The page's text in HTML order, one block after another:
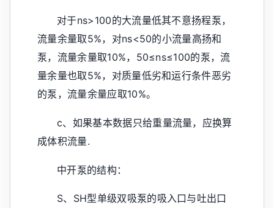
对于ns>100的大流量低其不意扬程泵，
流量余量取5%，对ns<50的小流量高扬和
泵，流量余量取10%，50≤ns≤100的泵，流
量余量也取5%，对质量低劣和运行条件恶劣
的泵，流量余量应取10%。
c、如果基本数据只给重量流量，应换算
成体积流量.
中开泵的结构：
S、SH型单级双吸泵的吸入口与吐出口